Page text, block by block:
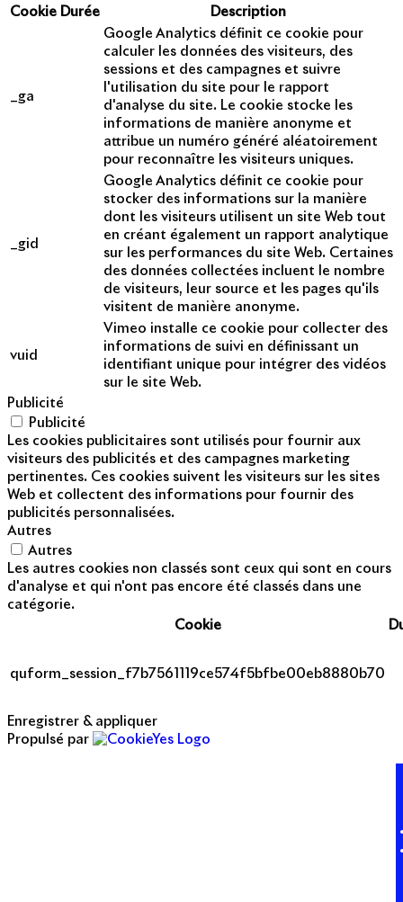
Cookie Durée Description
_ga
Google Analytics définit ce cookie pour
calculer les données des visiteurs, des
sessions et des campagnes et suivre
l'utilisation du site pour le rapport
d'analyse du site. Le cookie stocke les
informations de manière anonyme et
attribue un numéro généré aléatoirement
pour reconnaître les visiteurs uniques.
_gid
Google Analytics définit ce cookie pour
stocker des informations sur la manière
dont les visiteurs utilisent un site Web tout
en créant également un rapport analytique
sur les performances du site Web. Certaines
des données collectées incluent le nombre
de visiteurs, leur source et les pages qu'ils
visitent de manière anonyme.
vuid
Vimeo installe ce cookie pour collecter des
informations de suivi en définissant un
identifiant unique pour intégrer des vidéos
sur le site Web.
Publicité
Publicité
Les cookies publicitaires sont utilisés pour fournir aux
visiteurs des publicités et des campagnes marketing
pertinentes. Ces cookies suivent les visiteurs sur les sites
Web et collectent des informations pour fournir des
publicités personnalisées.
Autres
Autres
Les autres cookies non classés sont ceux qui sont en cours
d'analyse et qui n'ont pas encore été classés dans une
catégorie.
Cookie
quform_session_f7b7561119ce574f5bfbe00eb8880b70
Enregistrer & appliquer
Propulsé par